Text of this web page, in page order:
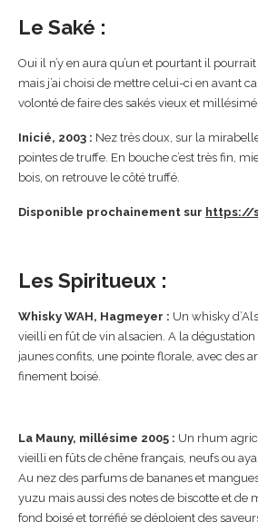
Le Saké :
Oui il n’y en aura qu’un et pourtant il
mais j’ai choisi de mettre celui-ci en avant
volonté de faire des sakés vieux et
Inicié, 2003 : Nez très doux, sur la
pointes de truffe. En bouche c’est très fin,
bois, on retrouve le côté truffé.
Disponible prochainement sur https://
Les Spiritueux :
Whisky WAH, Hagmeyer : Un whisky
vieilli en fût de vin alsacien. A la dégustation
jaunes confits, une pointe florale, avec des
finement boisé.
La Mauny, millésime 2005 : Un rhum
vieilli en fûts de chêne français, neufs ou
Au nez des parfums de bananes et
yuzu mais aussi des notes de biscotte et de
fond boisé et torréfié se déploient des